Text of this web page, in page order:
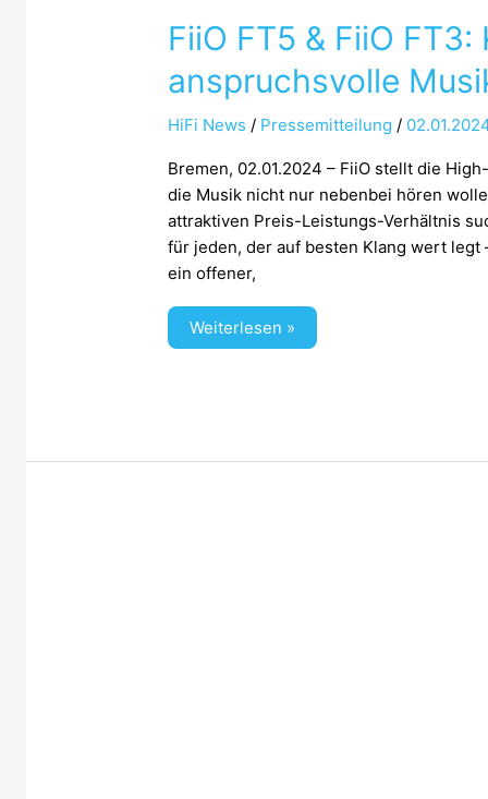
FiiO FT5 & FiiO
anspruchsvolle
HiFi News / Pressemitteilung /
Bremen, 02.01.2024 – FiiO stellt die
die Musik nicht nur nebenbei hören
attraktiven Preis-Leistungs-Verhältnis
für jeden, der auf besten Klang wert
ein offener,
Weiterlesen »